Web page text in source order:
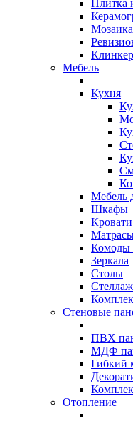
Плитка
Мозаика
Мебель
Кухня
Мебель
Шкафы
Кровати
Комоды
Зеркала
Столы
Стеновые
ПВХ
МДФ
Гибкий
Отопление